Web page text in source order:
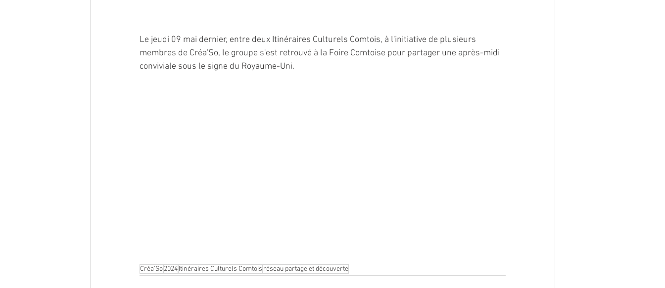
Le jeudi 09 mai dernier, entre deux Itinéraires Culturels Comtois, à l'initiative de plusieurs
membres de Créa'So, le groupe s'est retrouvé à la Foire Comtoise pour partager une après-midi
conviviale sous le signe du Royaume-Uni.
Créa'So2024Itinéraires Culturels Comtois réseau partage et découverte